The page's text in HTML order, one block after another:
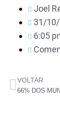
Joel
31/
6:05
VOLTAR